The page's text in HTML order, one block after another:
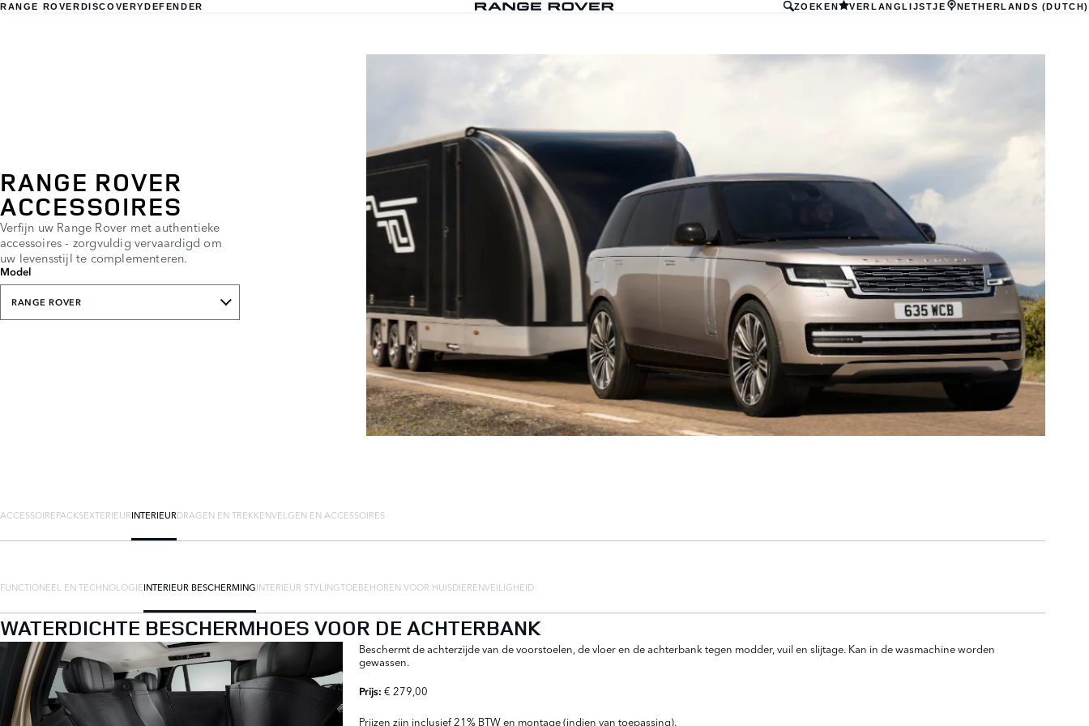
RANGE ROVERDISCOVERYDEFENDER ZOEKEN VERLANGLIJSTJE NETHERLANDS (DUTCH)
RANGE ROVER
ACCESSOIRES
Verfijn uw Range Rover met authentieke
accessoires - zorgvuldig vervaardigd om
uw levensstijl te complementeren.
Model
RANGE ROVER
ACCESSOIREPACKSEXTERIEURINTERIEURDRAGEN EN TREKKENVELGEN EN ACCESSOIRES
FUNCTIONEEL EN TECHNOLOGIEINTERIEUR BESCHERMINGINTERIEUR STYLINGTOEBEHOREN VOOR HUISDIERENVEILIGHEID
WATERDICHTE BESCHERMHOES VOOR DE ACHTERBANK
Beschermt de achterzijde van de voorstoelen, de vloer en de achterbank tegen modder, vuil en slijtage. Kan in de wasmachine worden
gewassen.
Prijs:€ 279,00
Prijzen zijn inclusief 21% BTW en montage (indien van toepassing).